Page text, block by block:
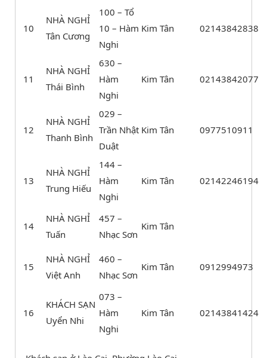
10
NHÀ NGHỈ
Tân Cương
100 – Tổ
10 – Hàm
Nghi
Kim Tân 02143842838
11
NHÀ NGHỈ
Thái Bình
630 –
Hàm
Nghi
Kim Tân 02143842077
12
NHÀ NGHỈ
Thanh Bình
029 –
Trần Nhật
Duật
Kim Tân 0977510911
13
NHÀ NGHỈ
Trung Hiếu
144 –
Hàm
Nghi
Kim Tân 02142246194
14
NHÀ NGHỈ
Tuấn
457 –
Nhạc Sơn
Kim Tân
15
NHÀ NGHỈ
Việt Anh
460 –
Nhạc Sơn
Kim Tân 0912994973
16
KHÁCH SẠN
Uyển Nhi
073 –
Hàm
Nghi
Kim Tân 02143841424